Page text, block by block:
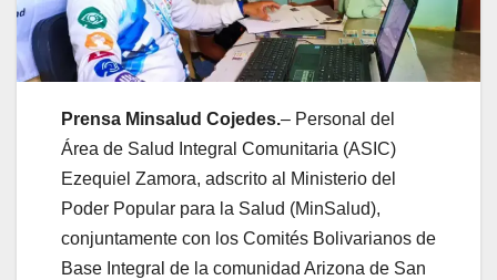
Prensa Minsalud Cojedes.– Personal del
Área de Salud Integral Comunitaria (ASIC)
Ezequiel Zamora, adscrito al Ministerio del
Poder Popular para la Salud (MinSalud),
conjuntamente con los Comités Bolivarianos de
Base Integral de la comunidad Arizona de San